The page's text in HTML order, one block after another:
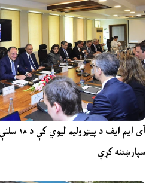
آی ایم
سپارښتنه کړې